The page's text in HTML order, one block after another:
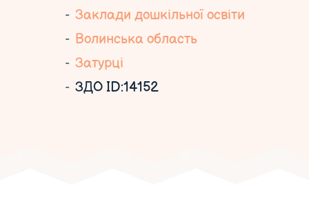
Заклади дошкільної освіти
Волинська область
Затурці
ЗДО ID:14152